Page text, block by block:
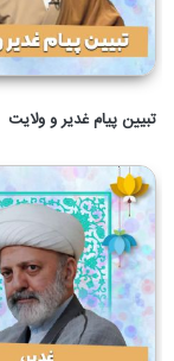
تبیین پیام غدیر و ولایت